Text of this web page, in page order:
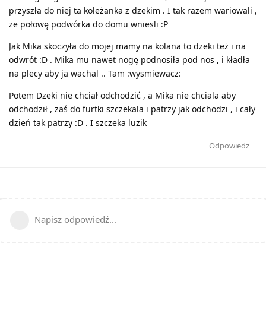
przyszła do niej ta koleżanka z dzekim . I tak razem wariowali ,
ze połowę podwórka do domu wniesli :P
Jak Mika skoczyła do mojej mamy na kolana to dzeki też i na
odwrót :D . Mika mu nawet nogę podnosiła pod nos , i kładła
na plecy aby ja wachal .. Tam :wysmiewacz:
Potem Dzeki nie chciał odchodzić , a Mika nie chciala aby
odchodził , zaś do furtki szczekala i patrzy jak odchodzi , i cały
dzień tak patrzy :D . I szczeka luzik
Odpowiedz
Napisz odpowiedź...